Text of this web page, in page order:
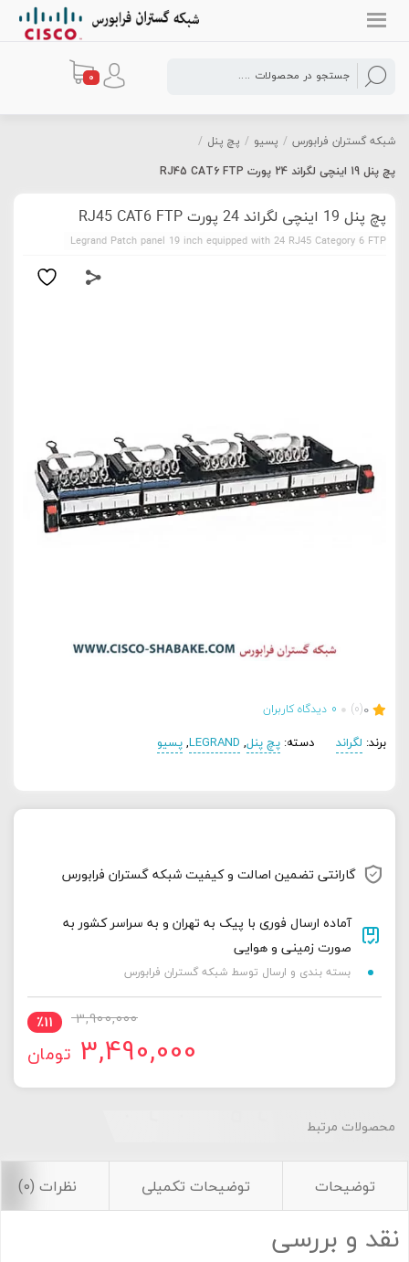
0
شبکه گستران فرابورس / پسیو / پچ پنل /
پچ پنل 19 اینچی لگراند 24 پورت RJ45 CAT6 FTP
پچ پنل 19 اینچی لگراند 24 پورت RJ45 CAT6 FTP
Legrand Patch panel 19 inch equipped with 24 RJ45 Category 6 FTP
0
(0)
0 دیدگاه کاربران
برند: لگراند دسته: پچ پنل,
LEGRAND
,پسیو
گارانتی تضمین اصالت و کیفیت شبکه گستران فرابورس
آماده ارسال فوری با پیک به تهران و به سراسر کشور به
صورت زمینی و هوایی
بسته بندی و ارسال توسط شبکه گستران فرابورس
٪11 3,900,000
3,900,000 تومان
بود.
3,490,000 تومان
3,490,000 تومان.
محصولات مرتبط
توضیحات توضیحات تکمیلی نظرات (0)
نقد و بررسی